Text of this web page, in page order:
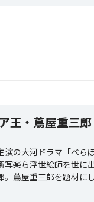
王・蔦屋重三郎
演の大河ドラマ「べら
写楽ら浮世絵師を世に
。蔦屋重三郎を題材に